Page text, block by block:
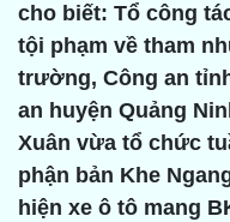
cho biết: Tổ công
tội phạm về tham
trường, Công an
an huyện Quảng
Xuân vừa tổ chức
phận bản Khe
hiện xe ô tô mang